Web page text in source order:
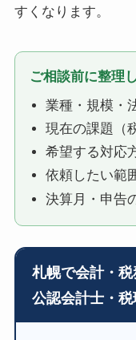
すくなります。
ご相談前に整理
業種・規模・
現在の課題（
希望する対応
依頼したい範
決算月・申告
札幌で会計・
公認会計士・